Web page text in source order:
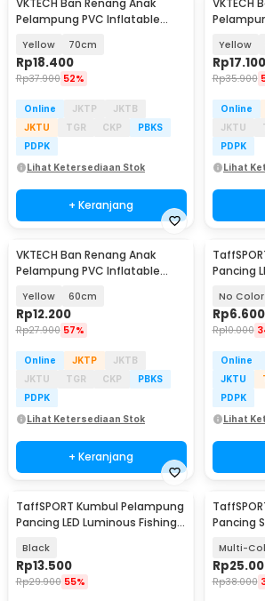
Pelampung PVC Inflatable
Yellow 70cm
Rp18.400
Rp37.900 52%
Online JKTP
JKTB
JKTU
TGR CKP
PBKS
PDPK
Lihat Ketersediaan Stok
+ Keranjang
Yellow
Rp17.100
Rp35.900
Online
JKTU
PDPK
Lihat
VKTECH Ban Renang Anak
Pelampung PVC Inflatable
Yellow 60cm
Rp12.200
Rp27.900 57%
Online JKTP
JKTB
JKTU
TGR CKP
PBKS
PDPK
Lihat Ketersediaan Stok
+ Keranjang
Pancing
No Color
Rp6.600
Rp10.000
Online
JKTU
PDPK
Lihat
TaffSPORT Kumbul Pelampung
Pancing LED Luminous Fishing
Black
Rp13.500
Rp29.900 55%
Pancing
Multi-
Rp
Rp38.000